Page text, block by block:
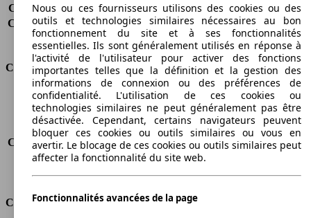
Capacité de remorquage (sans freins) 710 kg
Capacité de remorquage (avec freins) 1300 kg
Volume du coffre
750 - 2850 l
Consommation
Émissions de CO2*
198 g/km (komb.)
Consommation (ville)
10.8 l/100km
Consommation (route)
6.9 l/100km
Consommation (combinée)* 8.3 l/100km
Classe d'émissions
Euro 4
Capacité du réservoir
61 l
Classes d'assurance
Nous ou ces fournisseurs utilisons des cookies ou des
outils et technologies similaires nécessaires au bon
fonctionnement du site et à ses fonctionnalités
essentielles. Ils sont généralement utilisés en réponse à
l'activité de l'utilisateur pour activer des fonctions
importantes telles que la définition et la gestion des
informations de connexion ou des préférences de
confidentialité. L'utilisation de ces cookies ou
technologies similaires ne peut généralement pas être
désactivée. Cependant, certains navigateurs peuvent
bloquer ces cookies ou outils similaires ou vous en
avertir. Le blocage de ces cookies ou outils similaires peut
affecter la fonctionnalité du site web.
Fonctionnalités avancées de la page